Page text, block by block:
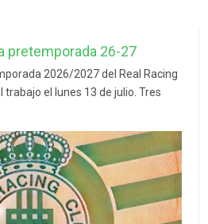
pretemporada 26-27
2026/2027 del Real Racing
trabajo el lunes 13 de julio. Tres